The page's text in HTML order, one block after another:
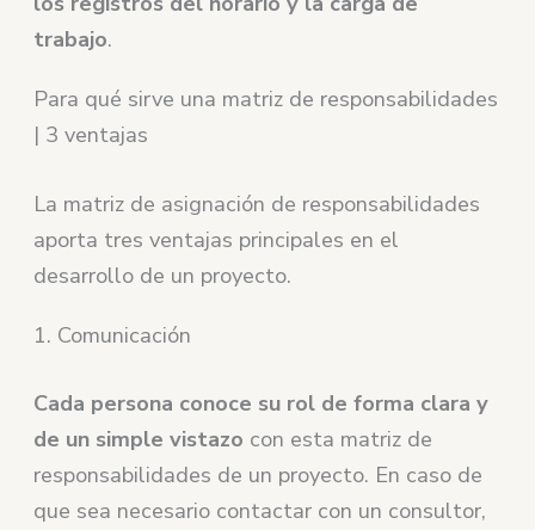
trabajo.
Para qué sirve una matriz de responsabilidades
| 3 ventajas
La matriz de asignación de responsabilidades
aporta tres ventajas principales en el
desarrollo de un proyecto.
1. Comunicación
Cada persona conoce su rol de forma clara y
de un simple vistazo con esta matriz de
responsabilidades de un proyecto. En caso de
que sea necesario contactar con un consultor,